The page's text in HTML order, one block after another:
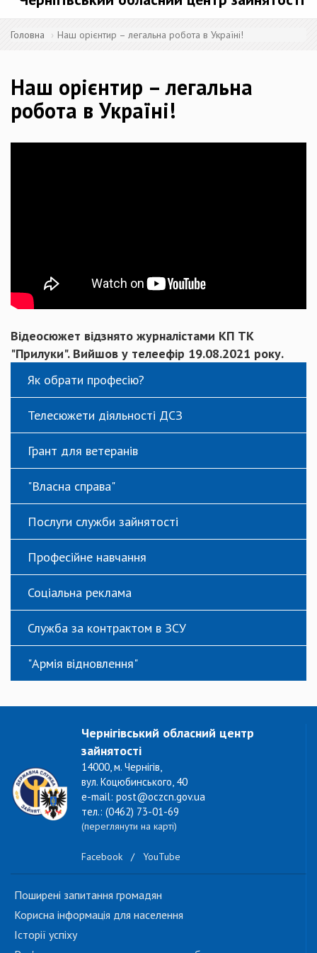
Головна Наш орієнтир – легальна робота в Україні!
Наш орієнтир – легальна
робота в Україні!
Відеосюжет відзнято журналістами КП ТК
"Прилуки". Вийшов у телеефір 19.08.2021 року.
Як обрати професію?
Телесюжети діяльності ДСЗ
Грант для ветеранів
"Власна справа"
Послуги служби зайнятості
Професійне навчання
Соціальна реклама
Служба за контрактом в ЗСУ
"Армія відновлення"
Чернігівський обласний центр
зайнятості
14000, м. Чернігів,
вул. Коцюбинського, 40
e-mail: post@oczcn.gov.ua
тел.: (0462) 73-01-69
(переглянути на карті)
Facebook / YouTube
Поширені запитання громадян
Корисна інформація для населення
Історії успіху